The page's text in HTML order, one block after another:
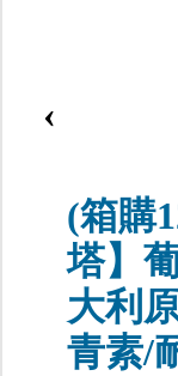
‹
(箱購
塔】
大利
青素/